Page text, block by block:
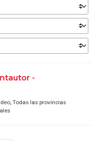
-
Todas las provincias